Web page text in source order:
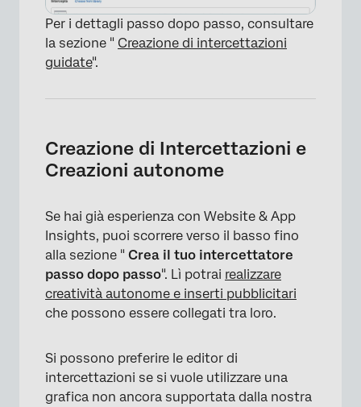
Per i dettagli passo dopo passo, consultare
la sezione " Creazione di intercettazioni
guidate".
Creazione di Intercettazioni e
Creazioni autonome
Se hai già esperienza con Website & App
Insights, puoi scorrere verso il basso fino
alla sezione " Crea il tuo intercettatore
passo dopo passo". Lì potrai realizzare
creatività autonome e inserti pubblicitari
che possono essere collegati tra loro.
Si possono preferire le editor di
intercettazioni se si vuole utilizzare una
grafica non ancora supportata dalla nostra